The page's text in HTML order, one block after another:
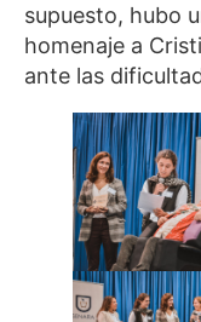
supuesto, hubo
homenaje a
ante las